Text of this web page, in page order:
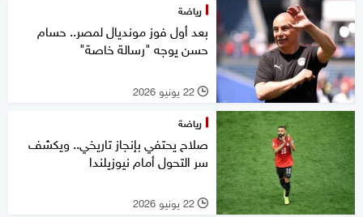
رياضة
بعد أول فوز مونديال لمصر.. حسام
حسن يوجه "رسالة خاصة"
l 22 يونيو 2026
رياضة
صلاح يحتفي بإنجاز تاريخي.. ويكشف
سر التحول أمام نيوزيلندا
l 22 يونيو 2026